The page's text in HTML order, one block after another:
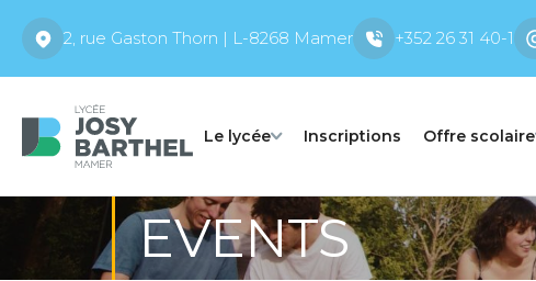
2, rue Gaston Thorn | L-8268 Mamer +352 26 31 40-1
Le lycée Inscriptions Offre scolaire
EVENTS